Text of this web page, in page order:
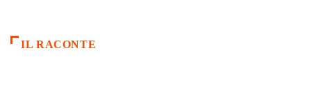
IL RACONTE